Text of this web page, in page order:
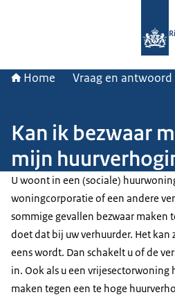
Home Vraag en antwoord
Kan ik bezwaar
mijn
U woont in een (sociale)
woningcorporatie of een andere
sommige gevallen bezwaar maken
doet dat bij uw verhuurder. Het kan
eens wordt. Dan schakelt u of de
in. Ook als u een vrijesectorwoning
maken tegen een te hoge